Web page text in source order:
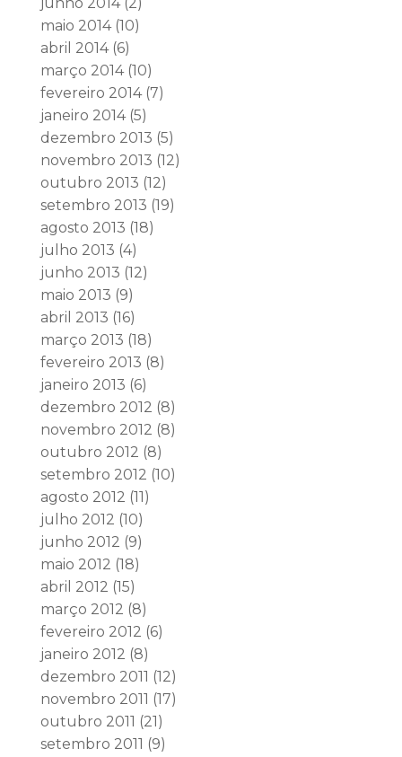
maio 2014(10)
abril 2014(6)
março 2014(10)
fevereiro 2014(7)
janeiro 2014(5)
dezembro 2013 (5)
novembro 2013 (12)
outubro 2013 (12)
setembro 2013 (19)
agosto 2013 (18)
julho 2013 (4)
junho 2013 (12)
maio 2013 (9)
abril 2013 (16)
março 2013 (18)
fevereiro 2013 (8)
janeiro 2013 (6)
dezembro 2012 (8)
novembro 2012 (8)
outubro 2012 (8)
setembro 2012 (10)
agosto 2012 (11)
julho 2012 (10)
junho 2012 (9)
maio 2012 (18)
abril 2012 (15)
março 2012 (8)
fevereiro 2012 (6)
janeiro 2012 (8)
dezembro 2011 (12)
novembro 2011 (17)
outubro 2011 (21)
setembro 2011 (9)